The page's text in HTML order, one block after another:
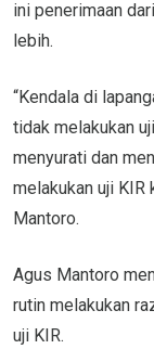
ini penerimaan
lebih.
“Kendala di
tidak melakukan
menyurati dan
melakukan uji KIR
Mantoro.
Agus Mantoro
rutin melakukan
uji KIR.